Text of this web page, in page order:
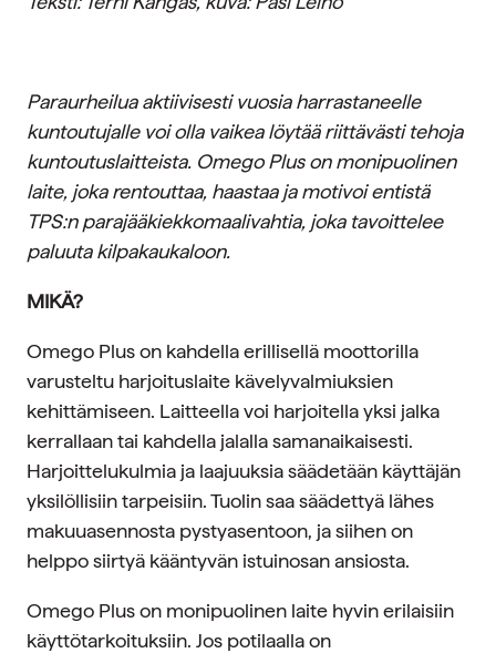
Paraurheilua aktiivisesti vuosia harrastaneelle
kuntoutujalle voi olla vaikea löytää riittävästi tehoja
kuntoutuslaitteista. Omego Plus on monipuolinen
laite, joka rentouttaa, haastaa ja motivoi entistä
TPS:n parajääkiekkomaalivahtia, joka tavoittelee
paluuta kilpakaukaloon.
MIKÄ?
Omego Plus on kahdella erillisellä moottorilla
varusteltu harjoituslaite kävelyvalmiuksien
kehittämiseen. Laitteella voi harjoitella yksi jalka
kerrallaan tai kahdella jalalla samanaikaisesti.
Harjoittelukulmia ja laajuuksia säädetään käyttäjän
yksilöllisiin tarpeisiin. Tuolin saa säädettyä lähes
makuuasennosta pystyasentoon, ja siihen on
helppo siirtyä kääntyvän istuinosan ansiosta.
Omego Plus on monipuolinen laite hyvin erilaisiin
käyttötarkoituksiin. Jos potilaalla on